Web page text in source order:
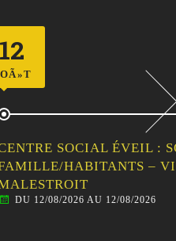
: SORTIE
VISITE GUIDÉE DE